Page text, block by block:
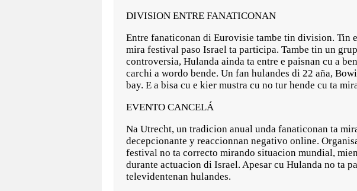
DIVISION ENTRE FANATICONAN
Entre fanaticonan di Eurovisie tambe tin division. Tin
mira festival paso Israel ta participa. Tambe tin un
controversia, Hulanda ainda ta entre e paisnan cu a
carchi a wordo bende. Un fan hulandes di 22 aña,
bay. E a bisa cu e kier mustra cu no tur hende cu ta
EVENTO CANCELÁ
Na Utrecht, un tradicion anual unda fanaticonan ta
decepcionante y reaccionnan negativo online.
festival no ta correcto mirando situacion mundial,
durante actuacion di Israel. Apesar cu Hulanda no ta
televidentenan hulandes.